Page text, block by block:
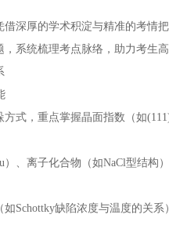
深厚的学术积淀与精准的考情
系统梳理考点脉络，助力考生
式，重点掌握晶面指数（如
）、离子化合物（如NaCl型结
Schottky缺陷浓度与温度的关